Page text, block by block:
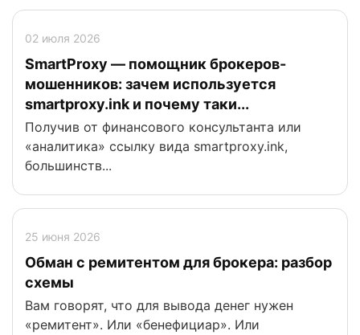
02 июля 2026
SmartProxy — помощник брокеров-
мошенников: зачем используется
smartproxy.ink и почему таки...
Получив от финансового консультанта или
«аналитика» ссылку вида smartproxy.ink,
большинств...
25 июня 2026
Обман с ремитентом для брокера: разбор
схемы
Вам говорят, что для вывода денег нужен
«ремитент». Или «бенефициар». Или